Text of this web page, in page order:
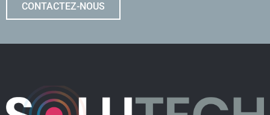
CONTACTEZ-NOUS